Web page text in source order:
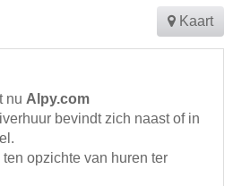
Kaart
nu Alpy.com
bevindt zich naast of in
opzichte van huren ter